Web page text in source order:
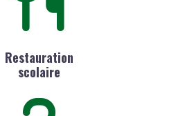
Restauration
scolaire